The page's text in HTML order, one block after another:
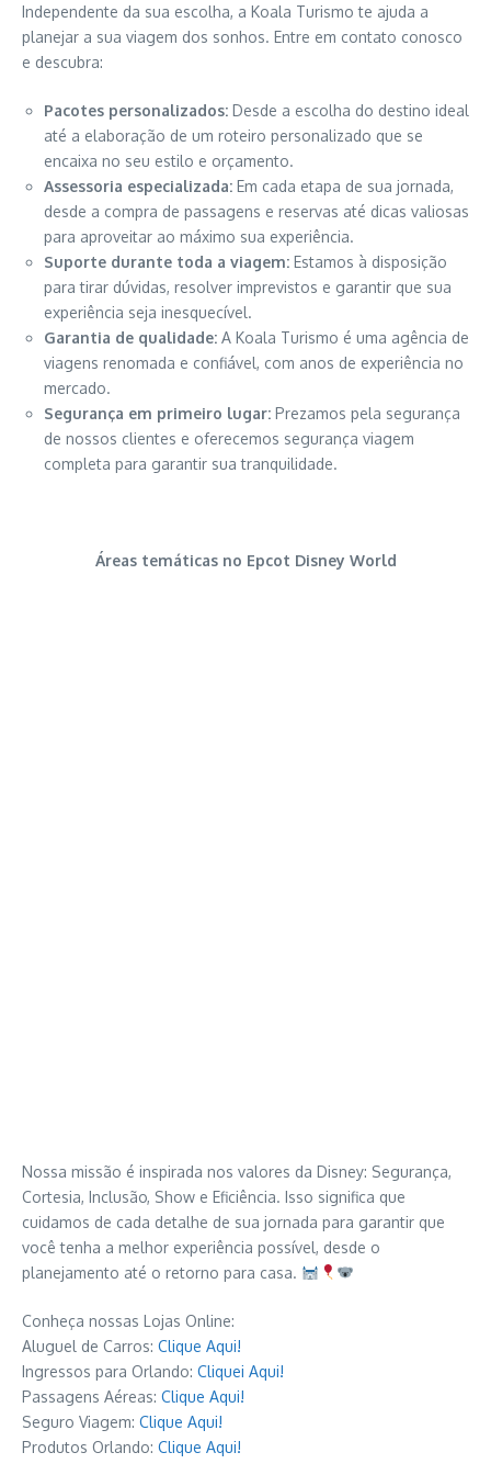
Independente da sua escolha, a Koala Turismo te ajuda a
planejar a sua viagem dos sonhos. Entre em contato conosco
e descubra:
Pacotes personalizados: Desde a escolha do destino ideal
até a elaboração de um roteiro personalizado que se
encaixa no seu estilo e orçamento.
Assessoria especializada: Em cada etapa de sua jornada,
desde a compra de passagens e reservas até dicas valiosas
para aproveitar ao máximo sua experiência.
Suporte durante toda a viagem: Estamos à disposição
para tirar dúvidas, resolver imprevistos e garantir que sua
experiência seja inesquecível.
Garantia de qualidade: A Koala Turismo é uma agência de
viagens renomada e confiável, com anos de experiência no
mercado.
Segurança em primeiro lugar: Prezamos pela segurança
de nossos clientes e oferecemos segurança viagem
completa para garantir sua tranquilidade.
Áreas temáticas no Epcot Disney World
Nossa missão é inspirada nos valores da Disney: Segurança,
Cortesia, Inclusão, Show e Eficiência. Isso significa que
cuidamos de cada detalhe de sua jornada para garantir que
você tenha a melhor experiência possível, desde o
planejamento até o retorno para casa.
Conheça nossas Lojas Online:
Aluguel de Carros: Clique Aqui!
Ingressos para Orlando: Cliquei Aqui!
Passagens Aéreas: Clique Aqui!
Seguro Viagem: Clique Aqui!
Produtos Orlando: Clique Aqui!